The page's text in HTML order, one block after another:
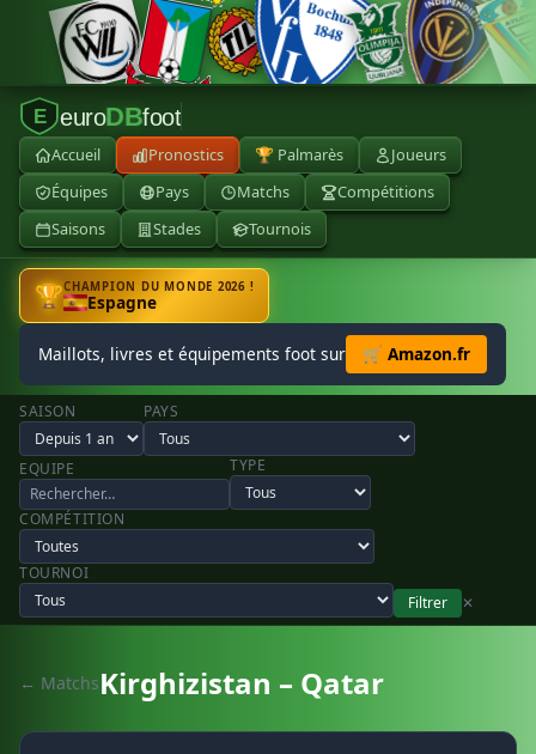
E euroDBfoot
Accueil Pronostics 🏆 Palmarès
Joueurs
Équipes
Pays Matchs
Compétitions
Saisons
Stades Tournois
🏆CHAMPION DU MONDE 2026 !
Espagne
Maillots, livres et équipements foot sur 🛒 Amazon.fr
SAISON PAYS
EQUIPE TYPE
COMPÉTITION
TOURNOI
Filtrer
✕
← MatchsKirghizistan – Qatar